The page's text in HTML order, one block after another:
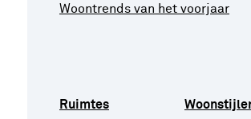
Woontrends van het voorjaar
Ruimtes